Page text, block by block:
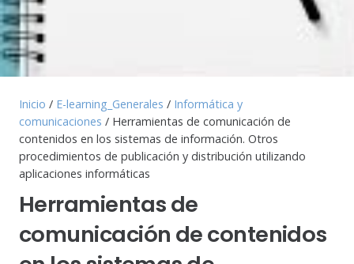
Inicio / E-learning_Generales / Informática y
comunicaciones / Herramientas de comunicación de
contenidos en los sistemas de información. Otros
procedimientos de publicación y distribución utilizando
aplicaciones informáticas
Herramientas de
comunicación de contenidos